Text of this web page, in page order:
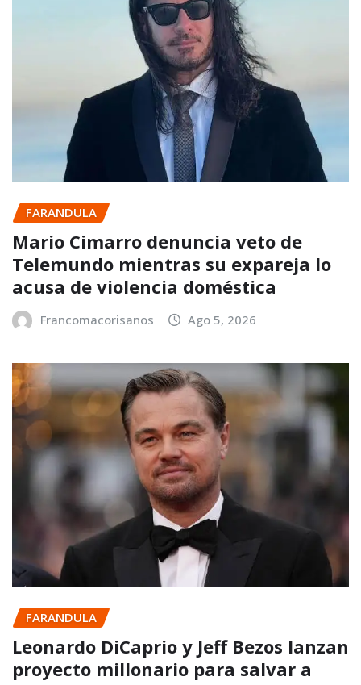
FARANDULA
Mario Cimarro denuncia veto de
Telemundo mientras su expareja lo
acusa de violencia doméstica
Francomacorisanos Ago 5, 2026
FARANDULA
Leonardo DiCaprio y Jeff Bezos lanzan
proyecto millonario para salvar a